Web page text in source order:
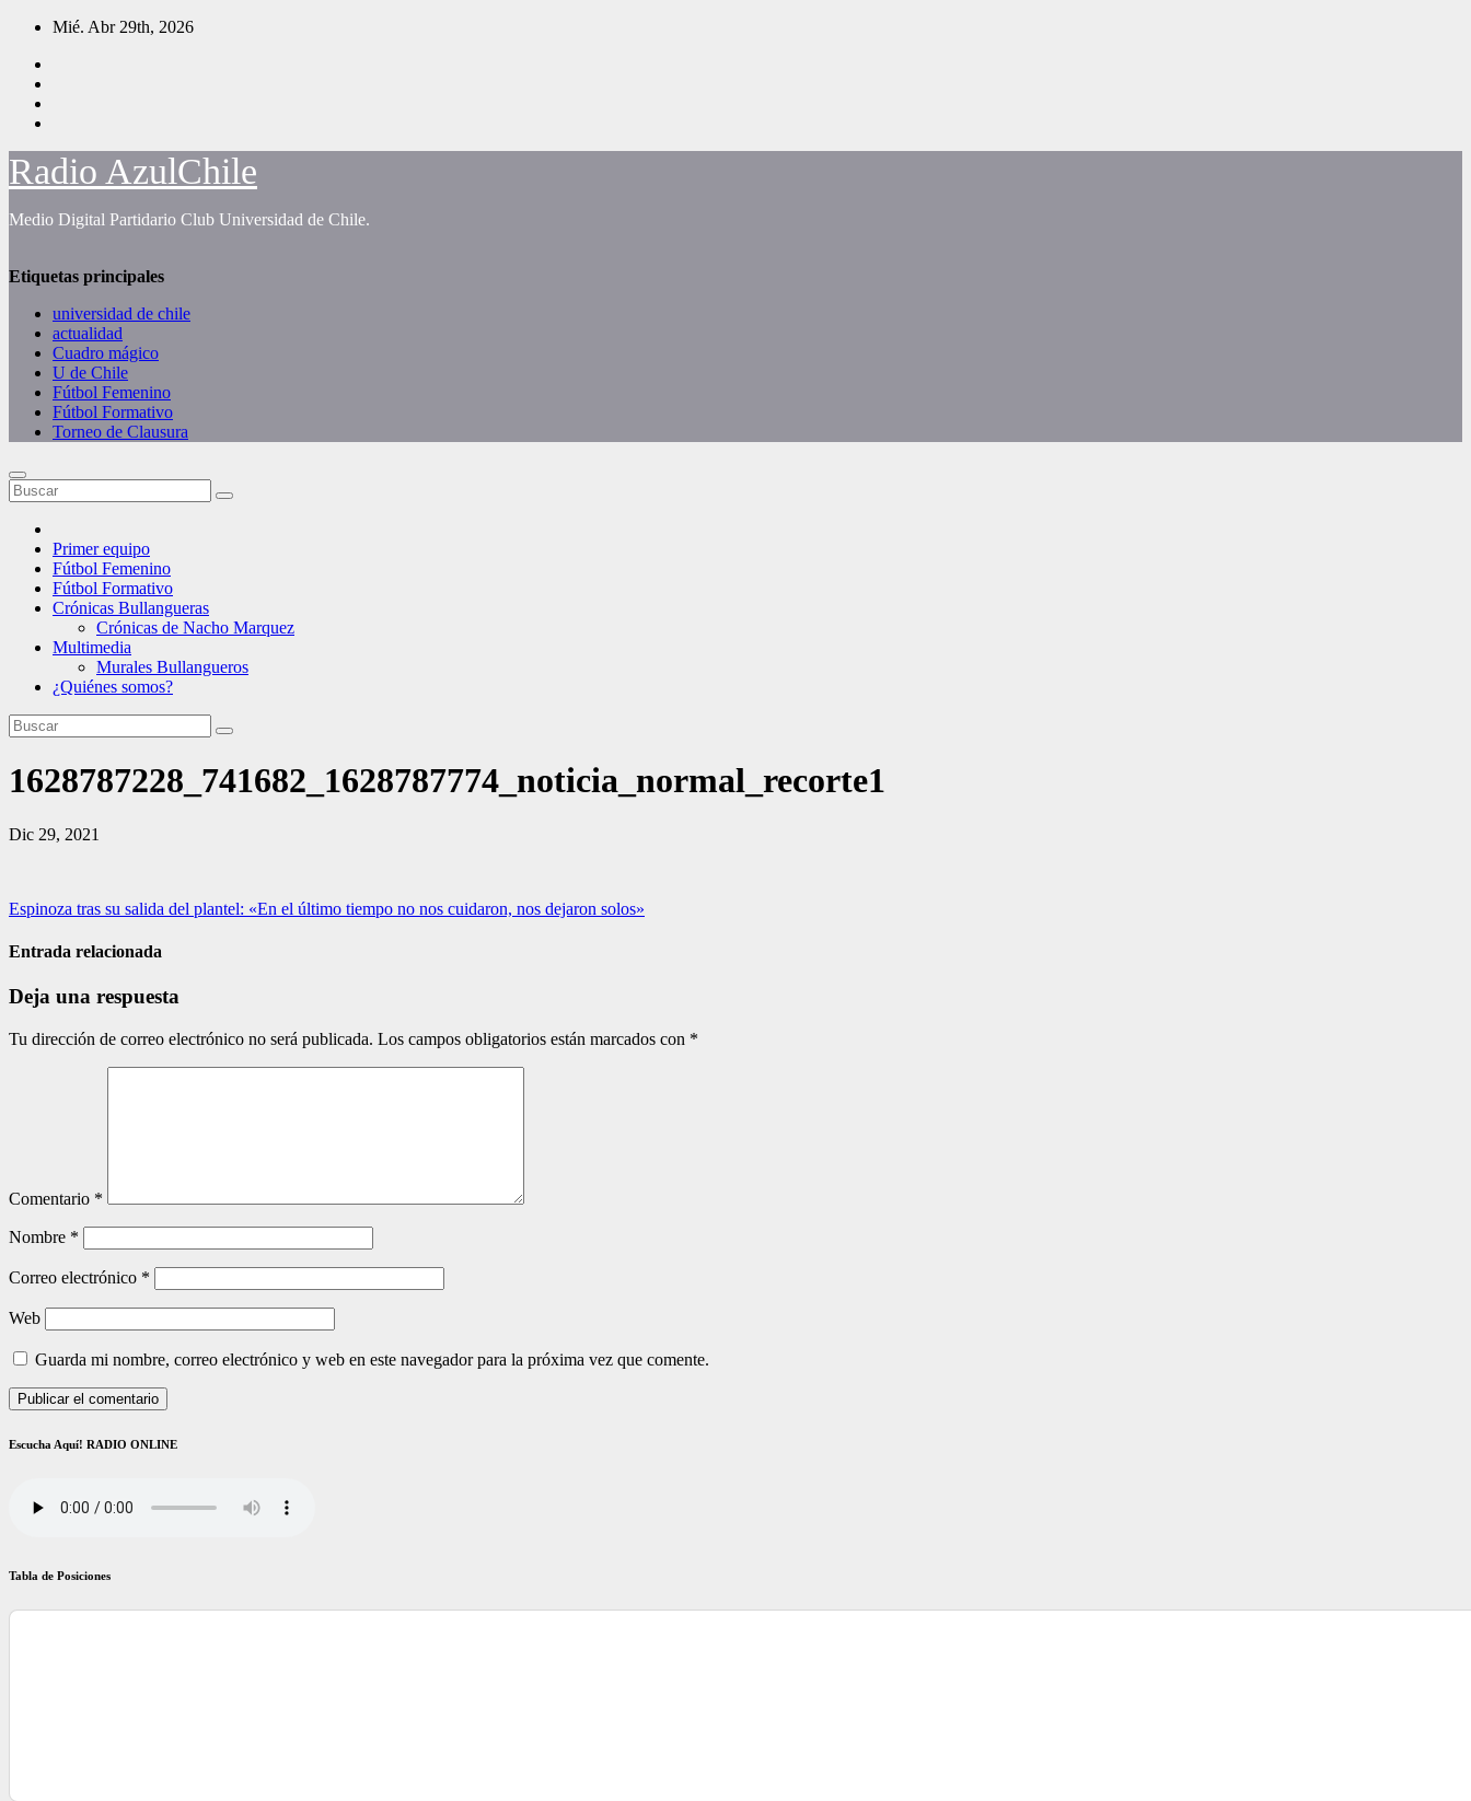
Saltar
contenido
Mié. Abr 29th, 2026
Radio AzulChile
Medio Digital Partidario Club Universidad de Chile.
Etiquetas principales
universidad de chile
actualidad
Cuadro mágico
U de Chile
Fútbol Femenino
Fútbol Formativo
Torneo de Clausura
Primer equipo
Fútbol Femenino
Fútbol Formativo
Crónicas Bullangueras
Crónicas de Nacho Marquez
Multimedia
Murales Bullangueros
¿Quiénes somos?
1628787228_741682_1628787774_noticia_normal_recorte1
Dic 29, 2021
Navegación
de
Espinoza tras su salida del plantel: «En el último tiempo no nos cuidaron, nos dejaron solos»
Entrada relacionada
Deja una respuesta
Tu dirección de correo electrónico no será publicada. Los campos obligatorios están marcados con *
Comentario *
Nombre *
Correo electrónico *
Web
Guarda mi nombre, correo electrónico y web en este navegador para la próxima vez que comente.
Escucha Aquí! RADIO ONLINE
Tabla de Posiciones